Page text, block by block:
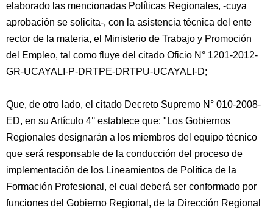
elaborado las mencionadas Políticas Regionales, -cuya
aprobación se solicita-, con la asistencia técnica del ente
rector de la materia, el Ministerio de Trabajo y Promoción
del Empleo, tal como fluye del citado Oficio N° 1201-2012-
GR-UCAYALI-P-DRTPE-DRTPU-UCAYALI-D;
Que, de otro lado, el citado Decreto Supremo N° 010-2008-
ED, en su Artículo 4° establece que: "Los Gobiernos
Regionales designarán a los miembros del equipo técnico
que será responsable de la conducción del proceso de
implementación de los Lineamientos de Política de la
Formación Profesional, el cual deberá ser conformado por
funciones del Gobierno Regional, de la Dirección Regional